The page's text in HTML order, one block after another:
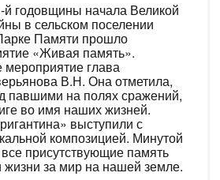
годовщины начала Великой
в сельском поселении
Памяти прошло
«Живая память».
глава
В.Н. Она отметила,
павшими на полях сражений,
во имя наших жизней.
выступили с
композицией. Минутой
присутствующие память
жизни за мир на нашей земле.